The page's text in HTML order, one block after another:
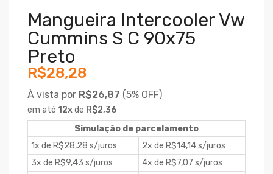
Mangueira Intercooler Vw
Cummins S C 90x75
Preto
R$28,28
À vista por R$26,87 (5% OFF)
em até 12xde R$2,36
Simulação de parcelamento
1x de R$28,28 s/juros
2x de R$14,14 s/juros
3x de R$9,43 s/juros
4x de R$7,07 s/juros